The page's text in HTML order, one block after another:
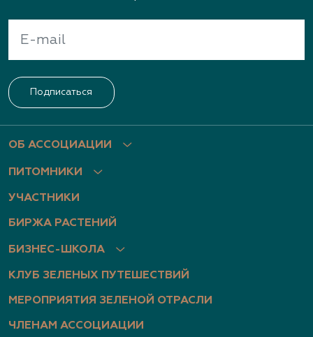
ОБ АССОЦИАЦИИ
ПИТОМНИКИ
УЧАСТНИКИ
БИРЖА РАСТЕНИЙ
БИЗНЕС-ШКОЛА
КЛУБ ЗЕЛЕНЫХ ПУТЕШЕСТВИЙ
МЕРОПРИЯТИЯ ЗЕЛЕНОЙ ОТРАСЛИ
ЧЛЕНАМ АССОЦИАЦИИ
Подписаться